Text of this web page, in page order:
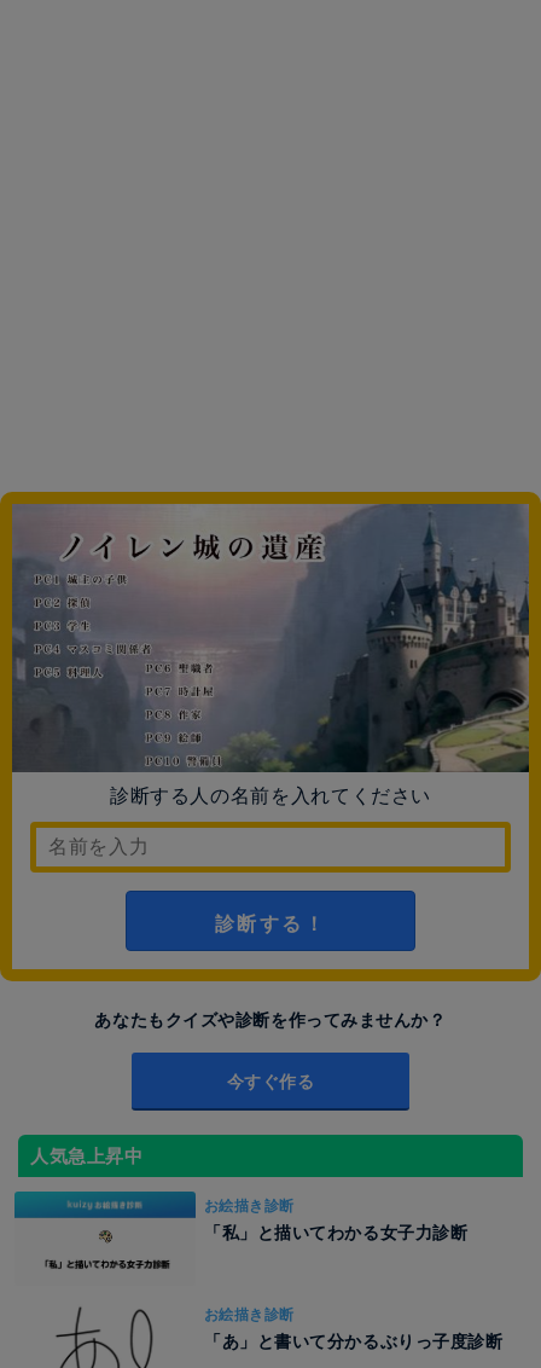
診断する人の名前を入れてください
診断する！
あなたもクイズや診断を作ってみませんか？
今すぐ作る
人気急上昇中
お絵描き診断
「私」と描いてわかる女子力診断
お絵描き診断
「あ」と書いて分かるぶりっ子度診断